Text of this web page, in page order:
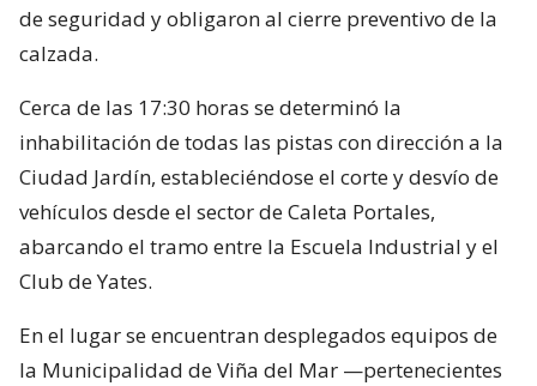
de seguridad y obligaron al cierre preventivo de la
calzada.
Cerca de las 17:30 horas se determinó la
inhabilitación de todas las pistas con dirección a la
Ciudad Jardín, estableciéndose el corte y desvío de
vehículos desde el sector de Caleta Portales,
abarcando el tramo entre la Escuela Industrial y el
Club de Yates.
En el lugar se encuentran desplegados equipos de
la Municipalidad de Viña del Mar —pertenecientes